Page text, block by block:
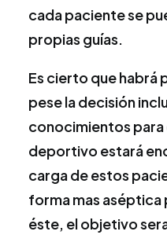
cada paciente se
propias guías.
Es cierto que habrá
pese la decisión
conocimientos
deportivo estará
carga de estos
forma mas aséptica
éste, el objetivo